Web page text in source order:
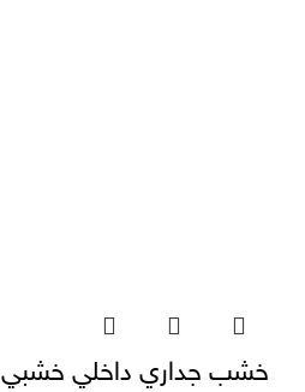
خشب جداري داخلي خشبي